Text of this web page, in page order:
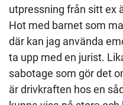
utpressning från sitt ex
Hot med barnet som
där kan jag använda
ta upp med en jurist.
sabotage som gör det
är drivkraften hos en